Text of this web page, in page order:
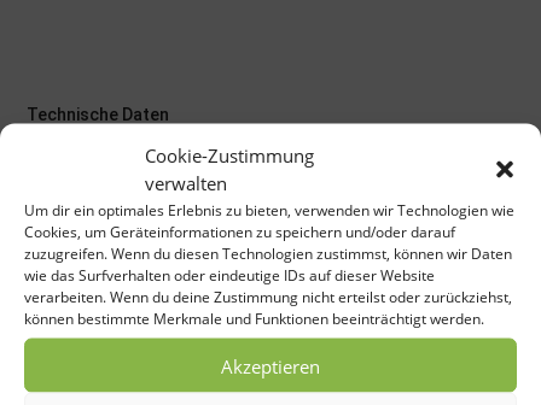
Cookie-Zustimmung
verwalten
Um dir ein optimales Erlebnis zu bieten, verwenden wir Technologien wie
Cookies, um Geräteinformationen zu speichern und/oder darauf
zuzugreifen. Wenn du diesen Technologien zustimmst, können wir Daten
wie das Surfverhalten oder eindeutige IDs auf dieser Website
verarbeiten. Wenn du deine Zustimmung nicht erteilst oder zurückziehst,
können bestimmte Merkmale und Funktionen beeinträchtigt werden.
Akzeptieren
Technische Daten
Technische Daten